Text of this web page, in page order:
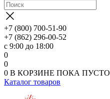
+7 (800) 700-51-90
+7 (862) 296-00-52
с 9:00 до 18:00
0
0
0 В КОРЗИНЕ ПОКА ПУСТО
Каталог товаров